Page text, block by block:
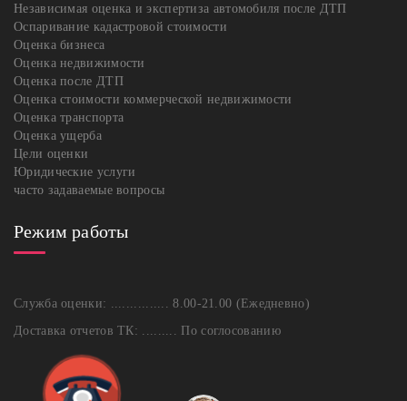
Независимая оценка и экспертиза автомобиля после ДТП
Оспаривание кадастровой стоимости
Оценка бизнеса
Оценка недвижимости
Оценка после ДТП
Оценка стоимости коммерческой недвижимости
Оценка транспорта
Оценка ущерба
Цели оценки
Юридические услуги
часто задаваемые вопросы
Режим работы
Служба оценки: ............... 8.00-21.00 (Ежедневно)
Доставка отчетов ТК: ......... По соглосованию